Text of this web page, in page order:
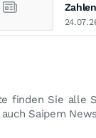
finden Sie alle
Saipem